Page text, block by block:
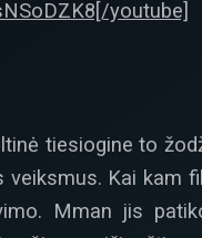
youtube]
tiesiogine to
Kai kam
Mman jis